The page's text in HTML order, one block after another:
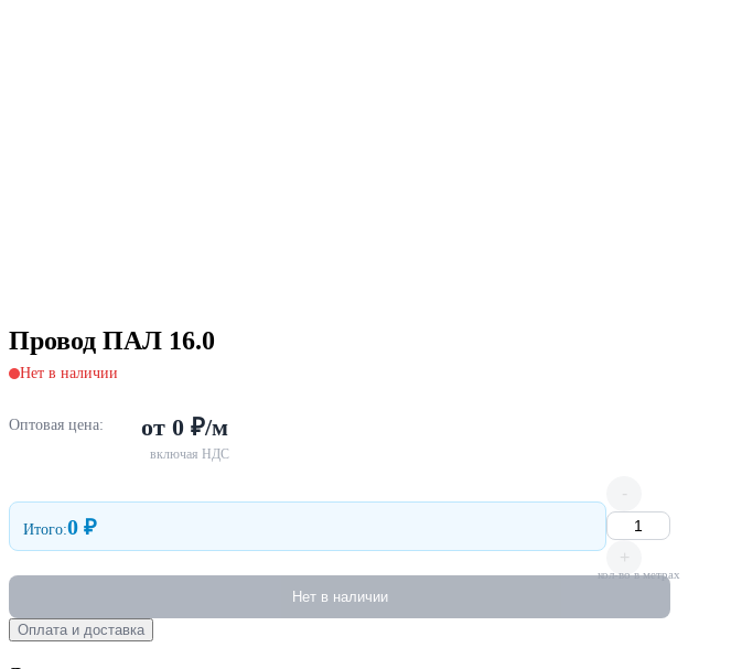
Провод ПАЛ 16.0
Нет в наличии
Оптовая цена: от 0 ₽/м
включая НДС
Итого:0 ₽
-
+
кол-во в метрах
Нет в наличии
Оплата и доставка